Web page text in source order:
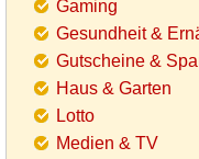
Gaming
Gesundheit &
Gutscheine &
Haus & Garten
Lotto
Medien & TV